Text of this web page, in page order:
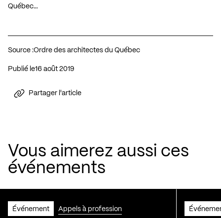
Québec…
Source :Ordre des architectes du Québec
Publié le 16 août 2019
Partager l'article
Vous aimerez aussi ces
événements
Événement Appels à profession